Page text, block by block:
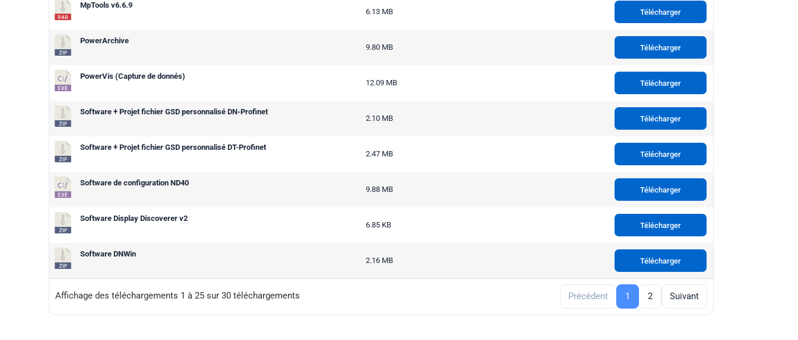
MpTools v6.6.9
6.13 MB Télécharger
PowerArchive
9.80 MB Télécharger
PowerVis (Capture de donnés)
12.09 MB Télécharger
Software + Projet fichier GSD personnalisé DN-Profinet
2.10 MB Télécharger
Software + Projet fichier GSD personnalisé DT-Profinet
2.47 MB Télécharger
Software de configuration ND40
9.88 MB Télécharger
Software Display Discoverer v2
6.85 KB Télécharger
Software DNWin
2.16 MB Télécharger
Affichage des téléchargements 1 à 25 sur 30 téléchargements Précédent 1 2 Suivant